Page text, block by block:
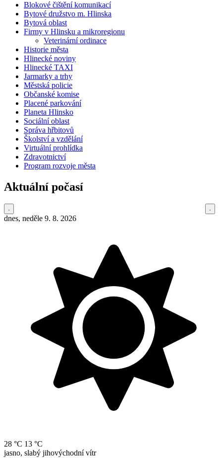
Blokové čištění komunikací
Bytové družstvo m. Hlinska
Bytová oblast
Firmy v Hlinsku a mikroregionu
Veterinární ordinace
Historie města
Hlinecké noviny
Hlinecké TAXI
Jarmarky a trhy
Městská policie
Občanské komise
Placené parkování
Planeta Hlinsko
Sociální oblast
Správa hřbitovů
Školství a vzdělání
Virtuální prohlídka
Zdravotnictví
Program rozvoje města
Aktuální počasí
dnes, neděle 9. 8. 2026
28 °C 13 °C
jasno, slabý jihovýchodní vítr